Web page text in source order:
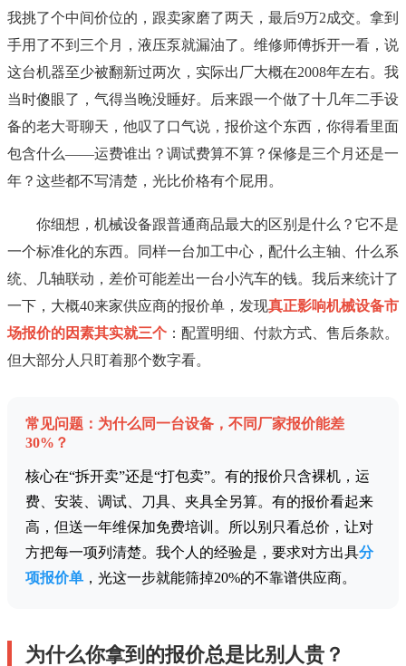
我挑了个中间价位的，跟卖家磨了两天，最后9万2成交。拿到
手用了不到三个月，液压泵就漏油了。维修师傅拆开一看，说
这台机器至少被翻新过两次，实际出厂大概在2008年左右。我
当时傻眼了，气得当晚没睡好。后来跟一个做了十几年二手设
备的老大哥聊天，他叹了口气说，报价这个东西，你得看里面
包含什么——运费谁出？调试费算不算？保修是三个月还是一
年？这些都不写清楚，光比价格有个屁用。
你细想，机械设备跟普通商品最大的区别是什么？它不是
一个标准化的东西。同样一台加工中心，配什么主轴、什么系
统、几轴联动，差价可能差出一台小汽车的钱。我后来统计了
一下，大概40来家供应商的报价单，发现真正影响机械设备市
场报价的因素其实就三个 ：配置明细、付款方式、售后条款。
但大部分人只盯着那个数字看。
常见问题：为什么同一台设备，不同厂家报价能差
30%？
核心在“拆开卖”还是“打包卖”。有的报价只含裸机，运
费、安装、调试、刀具、夹具全另算。有的报价看起来
高，但送一年维保加免费培训。所以别只看总价，让对
方把每一项列清楚。我个人的经验是，要求对方出具分
项报价单 ，光这一步就能筛掉20%的不靠谱供应商。
为什么你拿到的报价总是比别人贵？